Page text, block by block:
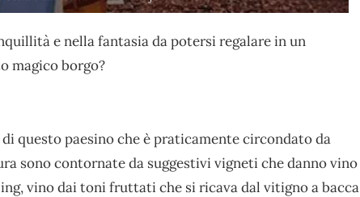
e nella fantasia da potersi regalare in un
magico borgo?
questo paesino che è praticamente circondato da
sono contornate da suggestivi vigneti che danno vino
vino dai toni fruttati che si ricava dal vitigno a bacca